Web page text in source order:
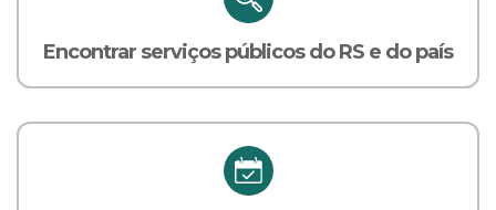
Encontrar serviços públicos do RS e do país